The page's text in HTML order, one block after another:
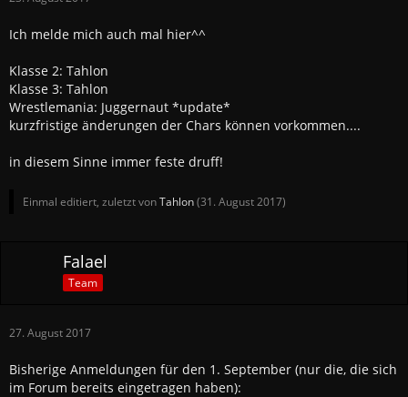
Ich melde mich auch mal hier^^
Klasse 2: Tahlon
Klasse 3: Tahlon
Wrestlemania: Juggernaut *update*
kurzfristige änderungen der Chars können vorkommen....
in diesem Sinne immer feste druff!
Einmal editiert, zuletzt vonTahlon(31. August 2017)
Falael
Team
27. August 2017
Bisherige Anmeldungen für den 1. September (nur die, die sich
im Forum bereits eingetragen haben):